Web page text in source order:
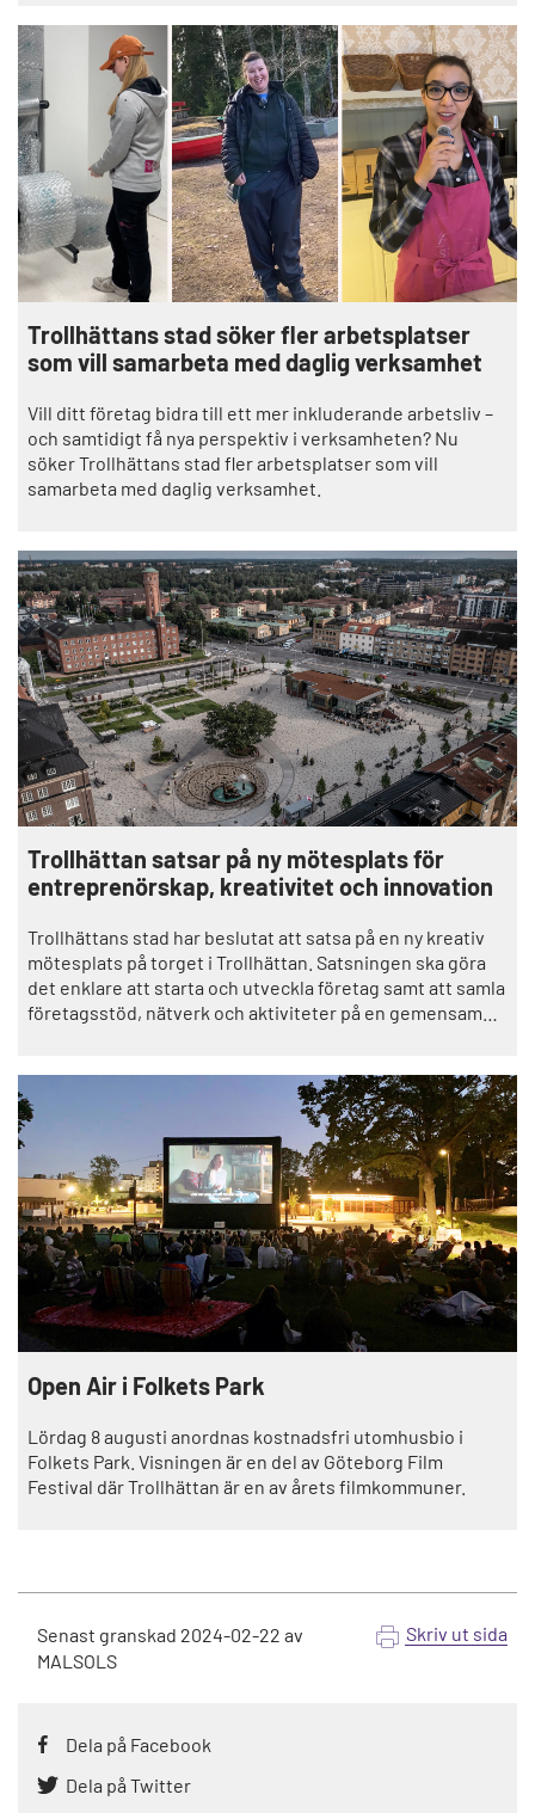
Trollhättans stad söker fler arbetsplatser
som vill samarbeta med daglig verksamhet
Vill ditt företag bidra till ett mer inkluderande arbetsliv –
och samtidigt få nya perspektiv i verksamheten? Nu
söker Trollhättans stad fler arbetsplatser som vill
samarbeta med daglig verksamhet.
Trollhättan satsar på ny mötesplats för
entreprenörskap, kreativitet och innovation
Trollhättans stad har beslutat att satsa på en ny kreativ
mötesplats på torget i Trollhättan. Satsningen ska göra
det enklare att starta och utveckla företag samt att samla
företagsstöd, nätverk och aktiviteter på en gemensam
Open Air i Folkets Park
Lördag 8 augusti anordnas kostnadsfri utomhusbio i
Folkets Park. Visningen är en del av Göteborg Film
Festival där Trollhättan är en av årets filmkommuner.
Senast granskad 2024-02-22 av
MALSOLS
Skriv ut sida
Dela på Facebook
Dela på Twitter